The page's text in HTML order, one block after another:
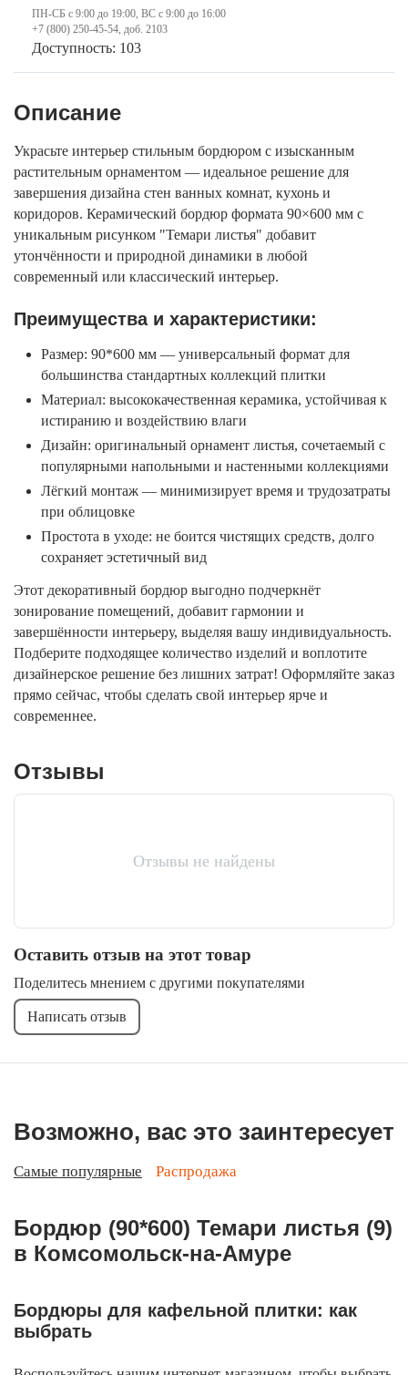
ПН-СБ с 9:00 до 19:00, ВС с 9:00 до 16:00
+7 (800) 250-45-54, доб. 2103
Доступность: 103
Описание
Украсьте интерьер стильным бордюром с изысканным
растительным орнаментом — идеальное решение для
завершения дизайна стен ванных комнат, кухонь и
коридоров. Керамический бордюр формата 90×600 мм с
уникальным рисунком "Темари листья" добавит
утончённости и природной динамики в любой
современный или классический интерьер.
Преимущества и характеристики:
Размер: 90*600 мм — универсальный формат для
большинства стандартных коллекций плитки
Материал: высококачественная керамика, устойчивая к
истиранию и воздействию влаги
Дизайн: оригинальный орнамент листья, сочетаемый с
популярными напольными и настенными коллекциями
Лёгкий монтаж — минимизирует время и трудозатраты
при облицовке
Простота в уходе: не боится чистящих средств, долго
сохраняет эстетичный вид
Этот декоративный бордюр выгодно подчеркнёт
зонирование помещений, добавит гармонии и
завершённости интерьеру, выделяя вашу индивидуальность.
Подберите подходящее количество изделий и воплотите
дизайнерское решение без лишних затрат! Оформляйте заказ
прямо сейчас, чтобы сделать свой интерьер ярче и
современнее.
Отзывы
Отзывы не найдены
Оставить отзыв на этот товар
Поделитесь мнением с другими покупателями
Написать отзыв
Возможно, вас это заинтересует
Самые популярные Распродажа
Бордюр (90*600) Темари листья (9)
в Комсомольск-на-Амуре
Бордюры для кафельной плитки: как
выбрать